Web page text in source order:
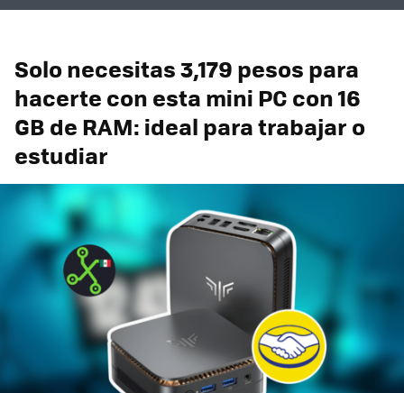
Solo necesitas 3,179 pesos para
hacerte con esta mini PC con 16
GB de RAM: ideal para trabajar o
estudiar